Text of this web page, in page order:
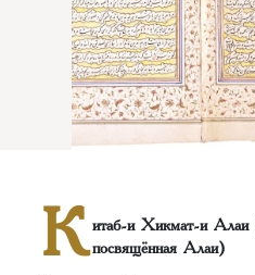
К итаб-и Хикмат-и Алаи
посвящённая Алаи)